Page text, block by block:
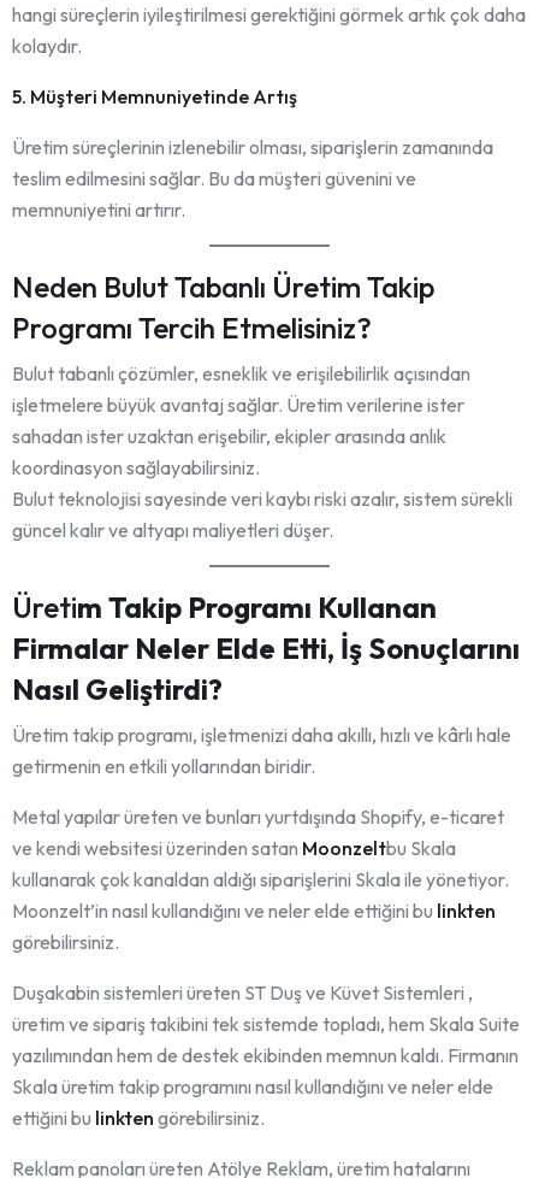
hangi süreçlerin iyileştirilmesi gerektiğini görmek artık çok daha
kolaydır.
5. Müşteri Memnuniyetinde Artış
Üretim süreçlerinin izlenebilir olması, siparişlerin zamanında
teslim edilmesini sağlar. Bu da müşteri güvenini ve
memnuniyetini artırır.
Neden Bulut Tabanlı Üretim Takip
Programı Tercih Etmelisiniz?
Bulut tabanlı çözümler, esneklik ve erişilebilirlik açısından
işletmelere büyük avantaj sağlar. Üretim verilerine ister
sahadan ister uzaktan erişebilir, ekipler arasında anlık
koordinasyon sağlayabilirsiniz.
Bulut teknolojisi sayesinde veri kaybı riski azalır, sistem sürekli
güncel kalır ve altyapı maliyetleri düşer.
Üretim Takip Programı Kullanan
Firmalar Neler Elde Etti, İş Sonuçlarını
Nasıl Geliştirdi?
Üretim takip programı, işletmenizi daha akıllı, hızlı ve kârlı hale
getirmenin en etkili yollarından biridir.
Metal yapılar üreten ve bunları yurtdışında Shopify, e-ticaret
ve kendi websitesi üzerinden satan Moonzeltbu Skala
kullanarak çok kanaldan aldığı siparişlerini Skala ile yönetiyor.
Moonzelt’in nasıl kullandığını ve neler elde ettiğini bu linkten
görebilirsiniz.
Duşakabin sistemleri üreten ST Duş ve Küvet Sistemleri ,
üretim ve sipariş takibini tek sistemde topladı, hem Skala Suite
yazılımından hem de destek ekibinden memnun kaldı. Firmanın
Skala üretim takip programını nasıl kullandığını ve neler elde
ettiğini bu linkten görebilirsiniz.
Reklam panoları üreten Atölye Reklam, üretim hatalarını